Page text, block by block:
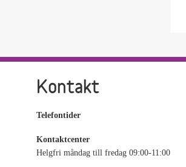
Kontakt
Telefontider
Kontaktcenter
Helgfri måndag till fredag 09:00-11:00